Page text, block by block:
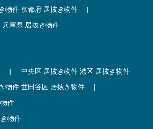
物件 京都府 居抜き物件
|
兵庫県 居抜き物件
| 中央区 居抜き物件 港区 居抜き物件
物件 世田谷区 居抜き物件
|
件
物件